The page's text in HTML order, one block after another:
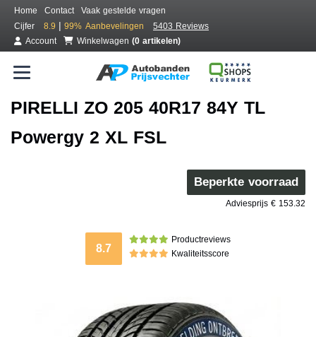
Home Contact
Vaak gestelde vragen
Cijfer
8.9 | 99% Aanbevelingen
5403 Reviews
Account
Winkelwagen (0 artikelen)
PIRELLI ZO 205 40R17 84Y TL
Powergy 2 XL FSL
Beperkte voorraad
Adviesprijs € 153.32
8.7
Productreviews
Kwaliteitsscore